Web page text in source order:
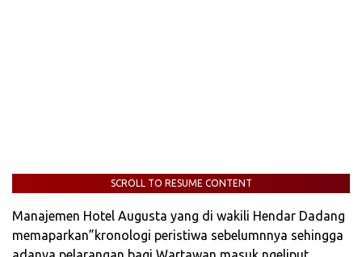
SCROLL TO RESUME CONTENT
Manajemen Hotel Augusta yang di wakili Hendar Dadang
memaparkan”kronologi peristiwa sebelumnnya sehingga